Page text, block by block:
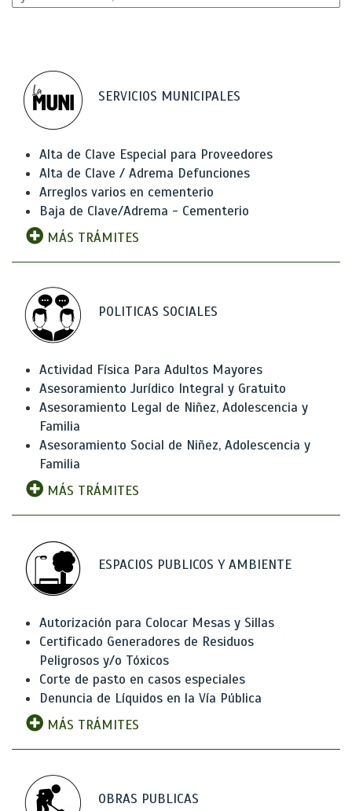
SERVICIOS MUNICIPALES
Alta de Clave Especial para Proveedores
Alta de Clave / Adrema Defunciones
Arreglos varios en cementerio
Baja de Clave/Adrema - Cementerio
MÁS TRÁMITES
POLITICAS SOCIALES
Actividad Física Para Adultos Mayores
Asesoramiento Jurídico Integral y Gratuito
Asesoramiento Legal de Niñez, Adolescencia y
Familia
Asesoramiento Social de Niñez, Adolescencia y
Familia
MÁS TRÁMITES
ESPACIOS PUBLICOS Y AMBIENTE
Autorización para Colocar Mesas y Sillas
Certificado Generadores de Residuos
Peligrosos y/o Tóxicos
Corte de pasto en casos especiales
Denuncia de Líquidos en la Vía Pública
MÁS TRÁMITES
OBRAS PUBLICAS